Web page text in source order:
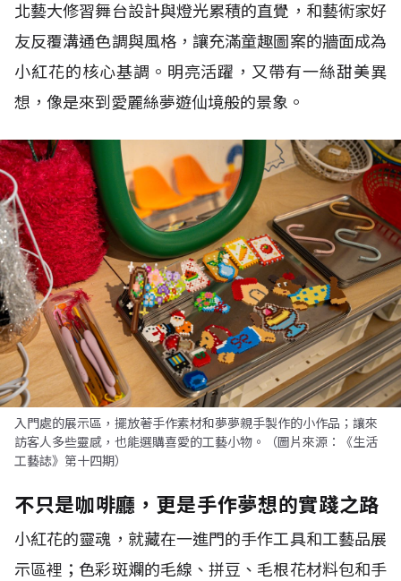
北藝大修習舞台設計與燈光累積的直覺，和藝術家好
友反覆溝通色調與風格，讓充滿童趣圖案的牆面成為
小紅花的核心基調。明亮活躍，又帶有一絲甜美異
想，像是來到愛麗絲夢遊仙境般的景象。
入門處的展示區，擺放著手作素材和夢夢親手製作的小作品；讓來
訪客人多些靈感，也能選購喜愛的工藝小物。（圖片來源：《生活
工藝誌》第十四期）
不只是咖啡廳，更是手作夢想的實踐之路
小紅花的靈魂，就藏在一進門的手作工具和工藝品展
示區裡；色彩斑斕的毛線、拼豆、毛根花材料包和手